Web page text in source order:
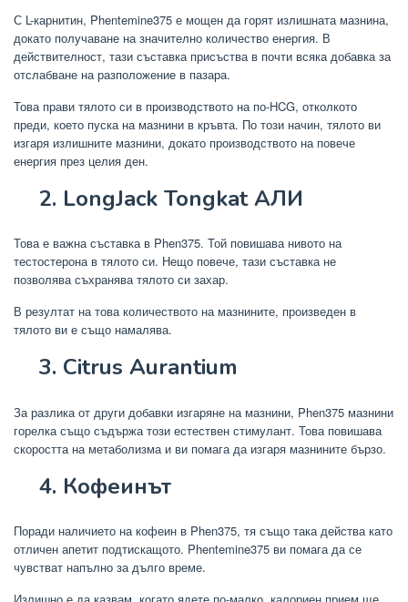
С L-карнитин, Phentemine375 е мощен да горят излишната мазнина,
докато получаване на значително количество енергия. В
действителност, тази съставка присъства в почти всяка добавка за
отслабване на разположение в пазара.
Това прави тялото си в производството на по-HCG, отколкото
преди, което пуска на мазнини в кръвта. По този начин, тялото ви
изгаря излишните мазнини, докато производството на повече
енергия през целия ден.
2. LongJack Tongkat АЛИ
Това е важна съставка в Phen375. Той повишава нивото на
тестостерона в тялото си. Нещо повече, тази съставка не
позволява съхранява тялото си захар.
В резултат на това количеството на мазнините, произведен в
тялото ви е също намалява.
3. Citrus Aurantium
За разлика от други добавки изгаряне на мазнини, Phen375 мазнини
горелка също съдържа този естествен стимулант. Това повишава
скоростта на метаболизма и ви помага да изгаря мазнините бързо.
4. Кофеинът
Поради наличието на кофеин в Phen375, тя също така действа като
отличен апетит подтискащото. Phentemine375 ви помага да се
чувстват напълно за дълго време.